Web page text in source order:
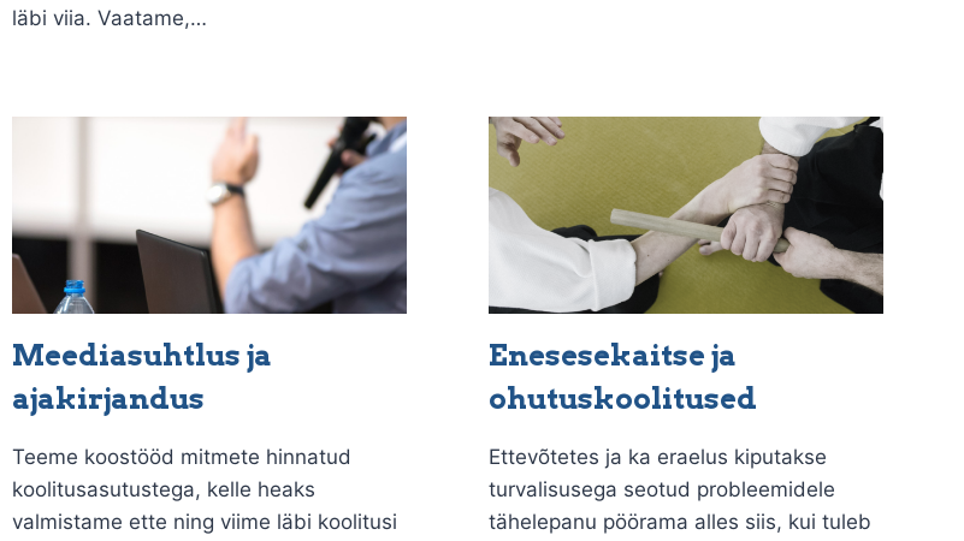
läbi viia. Vaatame,…
Meediasuhtlus ja
ajakirjandus
Teeme koostööd mitmete hinnatud
koolitusasutustega, kelle heaks
valmistame ette ning viime läbi koolitusi
Enesesekaitse ja
ohutuskoolitused
Ettevõtetes ja ka eraelus kiputakse
turvalisusega seotud probleemidele
tähelepanu pöörama alles siis, kui tuleb